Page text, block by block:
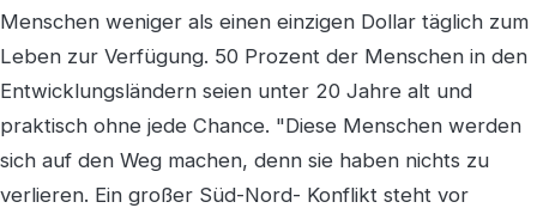
Menschen weniger als einen einzigen Dollar täglich zum
Leben zur Verfügung. 50 Prozent der Menschen in den
Entwicklungsländern seien unter 20 Jahre alt und
praktisch ohne jede Chance. "Diese Menschen werden
sich auf den Weg machen, denn sie haben nichts zu
verlieren. Ein großer Süd-Nord- Konflikt steht vor